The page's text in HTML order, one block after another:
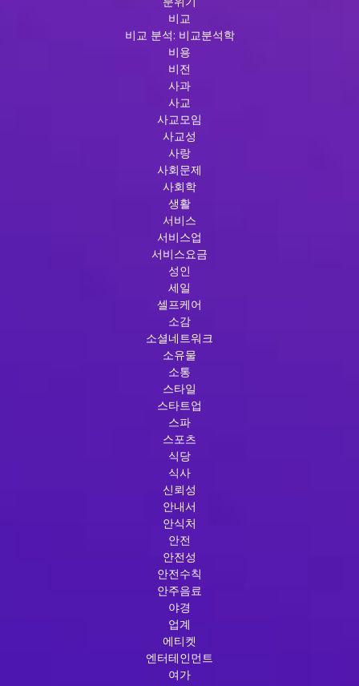
비교
비교 분석: 비교분석학
비용
비전
사과
사교
사교모임
사교성
사랑
사회문제
사회학
생활
서비스
서비스업
서비스요금
성인
세일
셀프케어
소감
소셜네트워크
소유물
소통
스타일
스타트업
스파
스포츠
식당
식사
신뢰성
안내서
안식처
안전
안전성
안전수칙
안주음료
야경
업계
에티켓
엔터테인먼트
여가